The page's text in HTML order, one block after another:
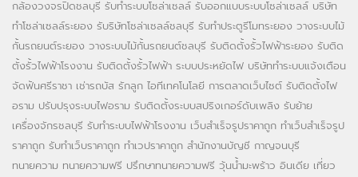
กล้องวงจรปิดชลบุรี รับทำระบบโซล่าเซลล์ รับออกแบบระบบโซล่าเซลล์ บริษัท
ทำโซล่าเซลล์ระยอง รับริษัทโซล่าเซลล์ชลบุรี รับทำประตูรีโมทระยอง วางระบบไม้
กั้นรถยนต์ระยอง วางระบบไม้กั้นรถยนต์ชลบุรี รับติดตั้งรั้วไฟฟ้าระยอง รับติด
ตั้งรั้วไฟฟ้าโรงงาน รับติดตั้งรั้วไฟฟ้า ระบบประหยัดไฟ บริษัททำระบบแจ้งเตือน
จัดฟันศรีราชา เช่ารถบัส รักลูก ไอทีเทคโนโลยี การตลาดเว็บไซต์ รับติดตั้งไฟ
อราม ปรับปรุงระบบไฟอราม รับติดตั้งระบบสปริงเกอร์ดับเพลิง รับย้าย
เครื่องจักรชลบุรี รับทำระบบไฟฟ้าโรงงาน เว็บสำเร็จรูปราคาถูก ทำเว็บสำเร็จรูป
ราคาถูก รับทำเว็บราคาถูก ทำเวปราคาถูก สำนักงานบัญชี กาญจนบุรี
ทนายความ ทนายความฟรี ปรึกษาทนายความฟรี วุ้นน้ำมะพร้าว อินเดีย เที่ยว